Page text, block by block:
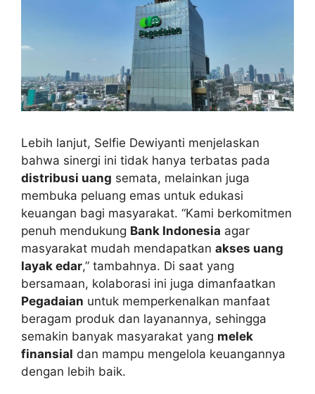
Lebih lanjut, Selfie Dewiyanti menjelaskan
bahwa sinergi ini tidak hanya terbatas pada
distribusi uang semata, melainkan juga
membuka peluang emas untuk edukasi
keuangan bagi masyarakat. “Kami berkomitmen
penuh mendukung Bank Indonesia agar
masyarakat mudah mendapatkan akses uang
layak edar,” tambahnya. Di saat yang
bersamaan, kolaborasi ini juga dimanfaatkan
Pegadaian untuk memperkenalkan manfaat
beragam produk dan layanannya, sehingga
semakin banyak masyarakat yang melek
finansial dan mampu mengelola keuangannya
dengan lebih baik.